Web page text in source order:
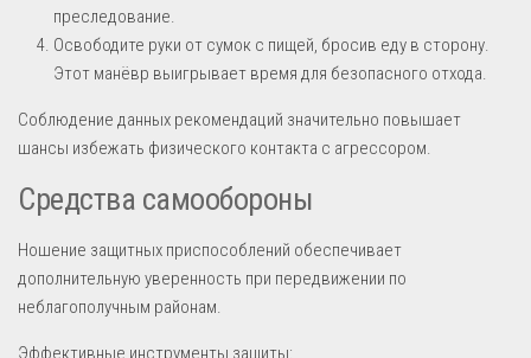
преследование.
Освободите руки от сумок с пищей, бросив еду в сторону.
Этот манёвр выигрывает время для безопасного отхода.
Соблюдение данных рекомендаций значительно повышает
шансы избежать физического контакта с агрессором.
Средства самообороны
Ношение защитных приспособлений обеспечивает
дополнительную уверенность при передвижении по
неблагополучным районам.
Эффективные инструменты защиты: